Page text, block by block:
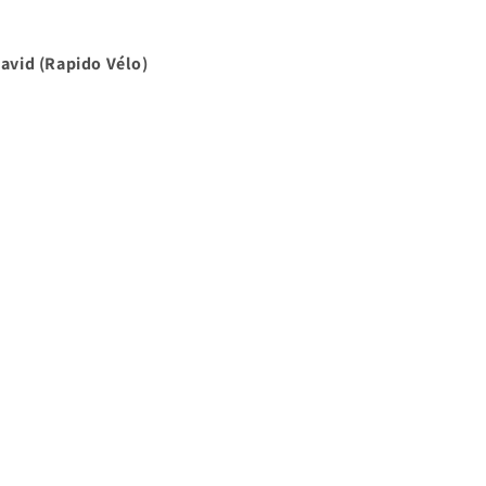
(Rapido Vélo)